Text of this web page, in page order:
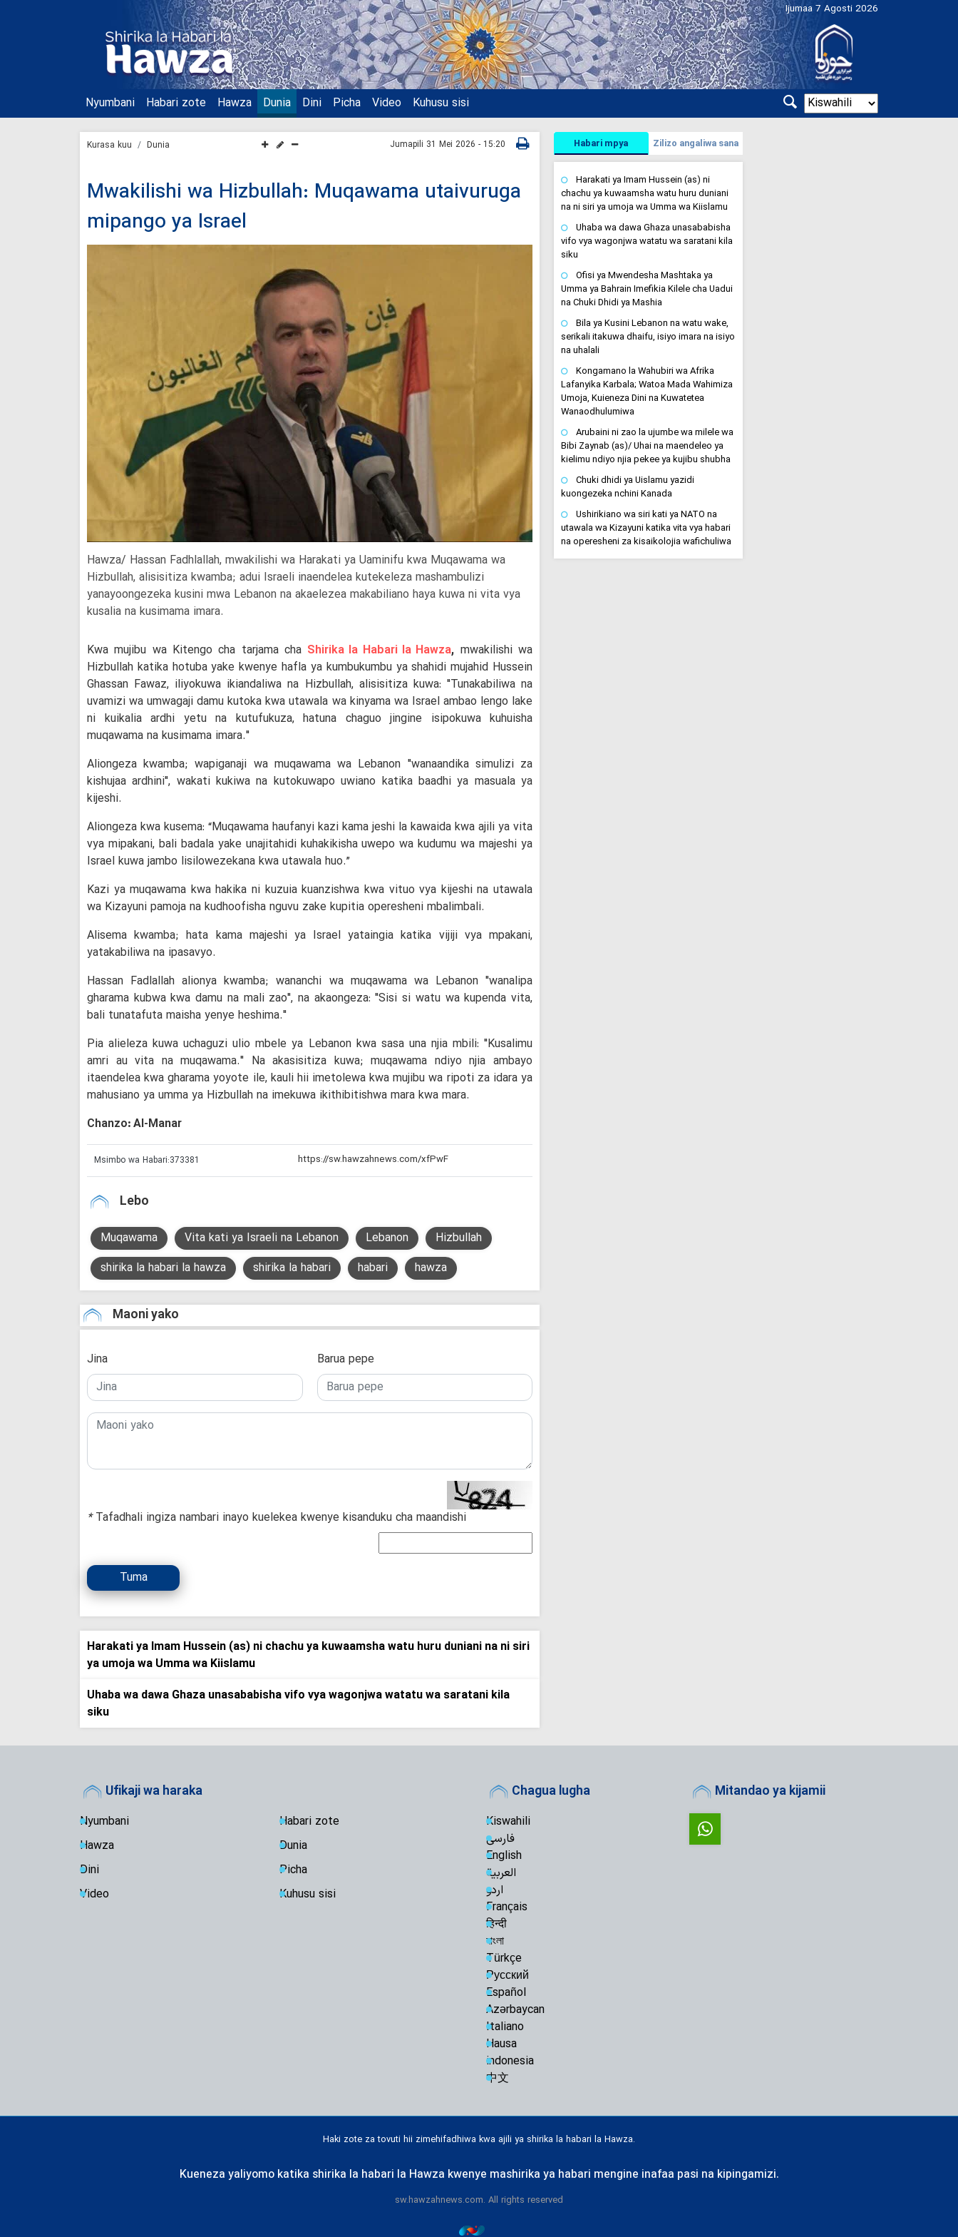
Ijumaa 7 Agosti 2026
Nyumbani Habari zote Hawza Dunia Dini Picha Video Kuhusu sisi
Kurasa kuu Dunia Jumapili 31 Mei 2026 - 15:20
Mwakilishi wa Hizbullah: Muqawama utaivuruga
mipango ya Israel
Hawza/ Hassan Fadhlallah, mwakilishi wa Harakati ya Uaminifu kwa Muqawama wa
Hizbullah, alisisitiza kwamba; adui Israeli inaendelea kutekeleza mashambulizi
yanayoongezeka kusini mwa Lebanon na akaelezea makabiliano haya kuwa ni vita vya
kusalia na kusimama imara.
Kwa mujibu wa Kitengo cha tarjama cha Shirika la Habari la Hawza, mwakilishi wa
Hizbullah katika hotuba yake kwenye hafla ya kumbukumbu ya shahidi mujahid Hussein
Ghassan Fawaz, iliyokuwa ikiandaliwa na Hizbullah, alisisitiza kuwa: "Tunakabiliwa na
uvamizi wa umwagaji damu kutoka kwa utawala wa kinyama wa Israel ambao lengo lake
ni kuikalia ardhi yetu na kutufukuza, hatuna chaguo jingine isipokuwa kuhuisha
muqawama na kusimama imara."
Aliongeza kwamba; wapiganaji wa muqawama wa Lebanon "wanaandika simulizi za
kishujaa ardhini", wakati kukiwa na kutokuwapo uwiano katika baadhi ya masuala ya
kijeshi.
Aliongeza kwa kusema: “Muqawama haufanyi kazi kama jeshi la kawaida kwa ajili ya vita
vya mipakani, bali badala yake unajitahidi kuhakikisha uwepo wa kudumu wa majeshi ya
Israel kuwa jambo lisilowezekana kwa utawala huo.”
Kazi ya muqawama kwa hakika ni kuzuia kuanzishwa kwa vituo vya kijeshi na utawala
wa Kizayuni pamoja na kudhoofisha nguvu zake kupitia operesheni mbalimbali.
Alisema kwamba; hata kama majeshi ya Israel yataingia katika vijiji vya mpakani,
yatakabiliwa na ipasavyo.
Hassan Fadlallah alionya kwamba; wananchi wa muqawama wa Lebanon "wanalipa
gharama kubwa kwa damu na mali zao", na akaongeza: "Sisi si watu wa kupenda vita,
bali tunatafuta maisha yenye heshima."
Pia alieleza kuwa uchaguzi ulio mbele ya Lebanon kwa sasa una njia mbili: "Kusalimu
amri au vita na muqawama." Na akasisitiza kuwa; muqawama ndiyo njia ambayo
itaendelea kwa gharama yoyote ile, kauli hii imetolewa kwa mujibu wa ripoti za idara ya
mahusiano ya umma ya Hizbullah na imekuwa ikithibitishwa mara kwa mara.
Chanzo: Al-Manar
Msimbo wa Habari:373381
Lebo
Muqawama Vita kati ya Israeli na Lebanon Lebanon
Hizbullah
shirika la habari la hawza
shirika la habari habari hawza
Maoni yako
Jina Barua pepe
*Tafadhali ingiza nambari inayo kuelekea kwenye kisanduku cha maandishi
Tuma
Harakati ya Imam Hussein (as) ni chachu ya kuwaamsha watu huru duniani na ni siri
ya umoja wa Umma wa Kiislamu
Uhaba wa dawa Ghaza unasababisha vifo vya wagonjwa watatu wa saratani kila
siku
Habari mpya Zilizo angaliwa sana
Harakati ya Imam Hussein (as) ni
chachu ya kuwaamsha watu huru duniani
na ni siri ya umoja wa Umma wa Kiislamu
Uhaba wa dawa Ghaza unasababisha
vifo vya wagonjwa watatu wa saratani kila
siku
Ofisi ya Mwendesha Mashtaka ya
Umma ya Bahrain Imefikia Kilele cha Uadui
na Chuki Dhidi ya Mashia
Bila ya Kusini Lebanon na watu wake,
serikali itakuwa dhaifu, isiyo imara na isiyo
na uhalali
Kongamano la Wahubiri wa Afrika
Lafanyika Karbala; Watoa Mada Wahimiza
Umoja, Kuieneza Dini na Kuwatetea
Wanaodhulumiwa
Arubaini ni zao la ujumbe wa milele wa
Bibi Zaynab (as)/ Uhai na maendeleo ya
kielimu ndiyo njia pekee ya kujibu shubha
Chuki dhidi ya Uislamu yazidi
kuongezeka nchini Kanada
Ushirikiano wa siri kati ya NATO na
utawala wa Kizayuni katika vita vya habari
na operesheni za kisaikolojia wafichuliwa
Ufikaji wa haraka
Nyumbani
Habari zote
Hawza
Dunia
Dini
Picha
Video
Kuhusu sisi
Chagua lugha
Kiswahili
فارسی
English
العربیة
اردو
Français
हिन्दी
বাংলা
Türkçe
Русский
Español
Azərbaycan
Italiano
Hausa
indonesia
中文
Mitandao ya kijamii
Haki zote za tovuti hii zimehifadhiwa kwa ajili ya shirika la habari la Hawza.
Kueneza yaliyomo katika shirika la habari la Hawza kwenye mashirika ya habari mengine inafaa pasi na kipingamizi.
sw.hawzahnews.com. All rights reserved